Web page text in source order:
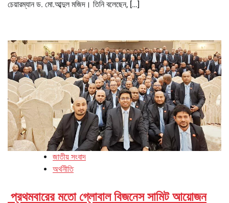
চেয়ারম্যান ড. মো.আব্দুল মজিদ। তিনি বলেছেন, […]
জাতীয় সংবাদ
অর্থনীতি
প্রথমবারের মতো গ্লোবাল বিজনেস সামিট আয়োজন